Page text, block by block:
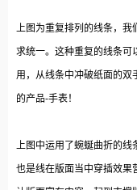
上图为重复排列的线条，
求统一。这种重复的线条可
用，从线条中冲破纸面的双
的产品-手表！
上图中运用了蜿蜒曲折的
也是线在版面当中穿插效果